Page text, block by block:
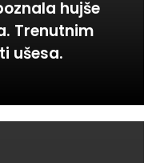
hujše
Trenutnim
ušesa.